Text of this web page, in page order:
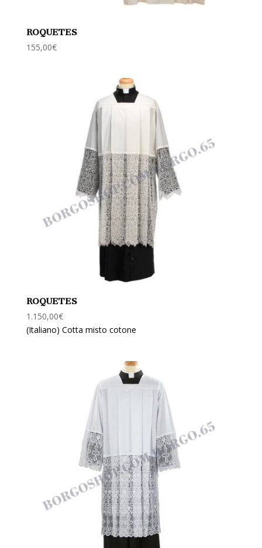
ROQUETES
155,00€
ROQUETES
1.150,00€
(Italiano) Cotta misto cotone